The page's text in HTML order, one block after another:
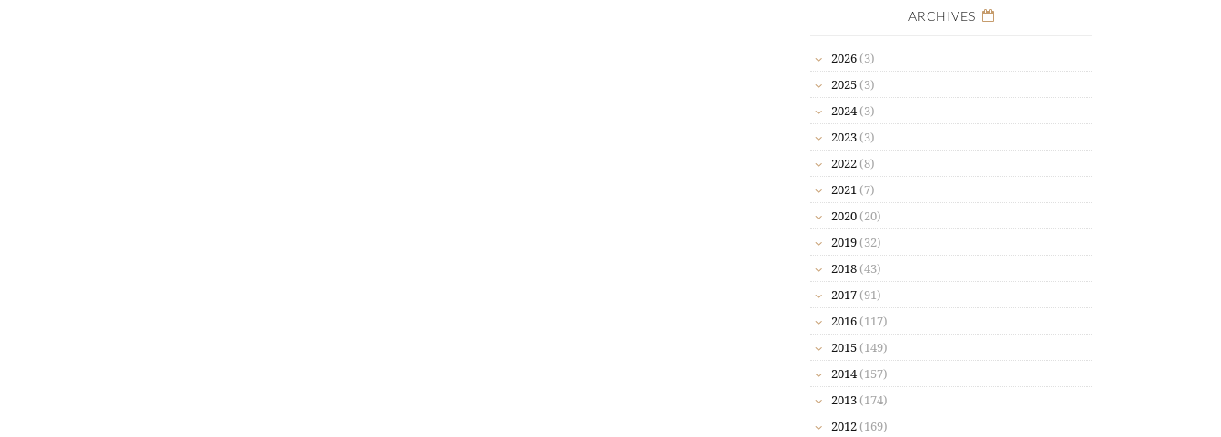
ARCHIVES
2026 (3)
2025 (3)
2024 (3)
2023 (3)
2022 (8)
2021 (7)
2020 (20)
2019 (32)
2018 (43)
2017 (91)
2016 (117)
2015 (149)
2014 (157)
2013 (174)
2012 (169)